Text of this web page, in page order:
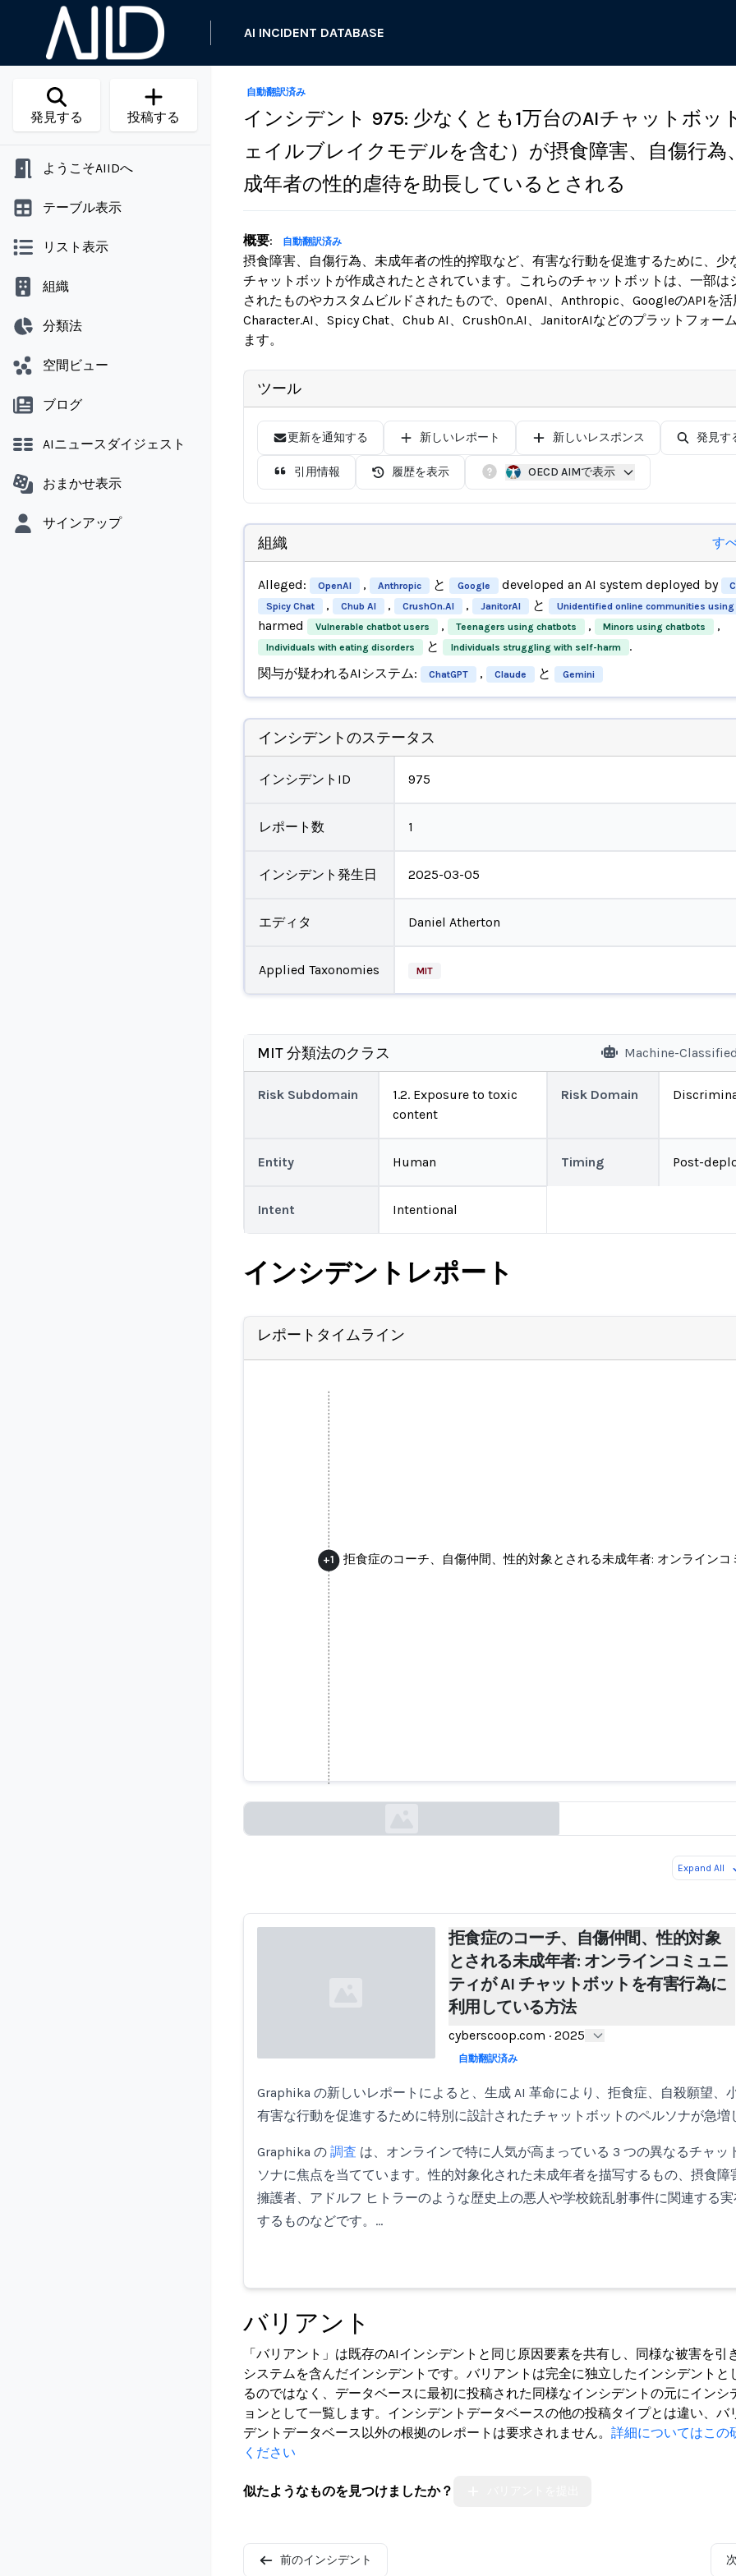
AI INCIDENT DATABASE
発見する 投稿する
ようこそAIIDへ
テーブル表示
リスト表示
組織
分類法
空間ビュー
ブログ
AIニュースダイジェスト
おまかせ表示
サインアップ
自動翻訳済み
インシデント 975: 少なくとも1万台のAIチャットボッ
ェイルブレイクモデルを含む）が摂食障害、自傷行為
成年者の性的虐待を助長しているとされる
概要: 自動翻訳済み
摂食障害、自傷行為、未成年者の性的搾取など、有害な行動を促進するために、少
チャットボットが作成されたとされています。これらのチャットボットは、一部は
されたものやカスタムビルドされたもので、OpenAI、Anthropic、GoogleのAPIを活
Character.AI、Spicy Chat、Chub AI、CrushOn.AI、JanitorAIなどのプラットフォー
ます。
ツール
更新を通知する 新しいレポート 新しいレスポンス 発見す
引用情報 履歴を表示 OECD AIMで表示
組織 す
Alleged: OpenAI , Anthropic と Google developed an AI system deployed by
Spicy Chat , Chub AI , CrushOn.AI , JanitorAI と Unidentified online communities
harmed
Vulnerable chatbot users , Teenagers using chatbots , Minors using chatbots ,
Individuals with eating disorders と Individuals struggling with self-harm
.
関与が疑われるAIシステム:
ChatGPT , Claude と Gemini
インシデントのステータス
インシデントID 975
レポート数 1
インシデント発生日 2025-03-05
エディタ Daniel Atherton
Applied Taxonomies MIT
MIT 分類法のクラス Machine-Classified
Risk Subdomain
1.2. Exposure to toxic
content
Risk Domain
Entity Human Timing Post-
Intent Intentional
インシデントレポート
レポートタイムライン
+1 拒食症のコーチ、自傷仲間、性的対象とされる未成年者: オンライン
拒食症のコーチ、自傷仲間、性的対象とされる未成年者: オン
ミュニティが AI チャットボットを有害行為に利用してい
Expand All
拒食症のコーチ、自傷仲間、性的対象
とされる未成年者: オンラインコミュニ
ティが AI チャットボットを有害行為に
利用している方法
cyberscoop.com · 2025
自動翻訳済み
Graphika の新しいレポートによると、生成 AI 革命により、拒食症、自殺願望、
有害な行動を促進するために特別に設計されたチャットボットのペルソナが急増
Graphika の 調査 は、オンラインで特に人気が高まっている 3 つの異なるチャッ
ソナに焦点を当てています。性的対象化された未成年者を描写するもの、摂食障
擁護者、アドルフ ヒトラーのような歴史上の悪人や学校銃乱射事件に関連する
するものなどです。…
バリアント
「バリアント」は既存のAIインシデントと同じ原因要素を共有し、同様な被害を引
システムを含んだインシデントです。バリアントは完全に独立したインシデントと
るのではなく、データベースに最初に投稿された同様なインシデントの元にインシ
ョンとして一覧します。インシデントデータベースの他の投稿タイプとは違い、バ
デントデータベース以外の根拠のレポートは要求されません。 詳細についてはこの
ください
似たようなものを見つけましたか？
前のインシデント